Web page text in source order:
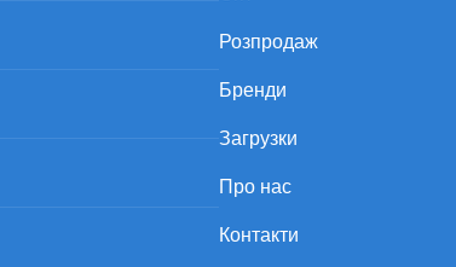
Розпродаж
Бренди
Загрузки
Про нас
Контакти